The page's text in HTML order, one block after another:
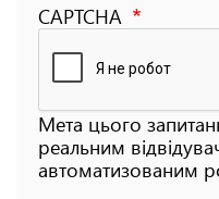
CAPTCHA
Мета цього
реальним
автоматизованим